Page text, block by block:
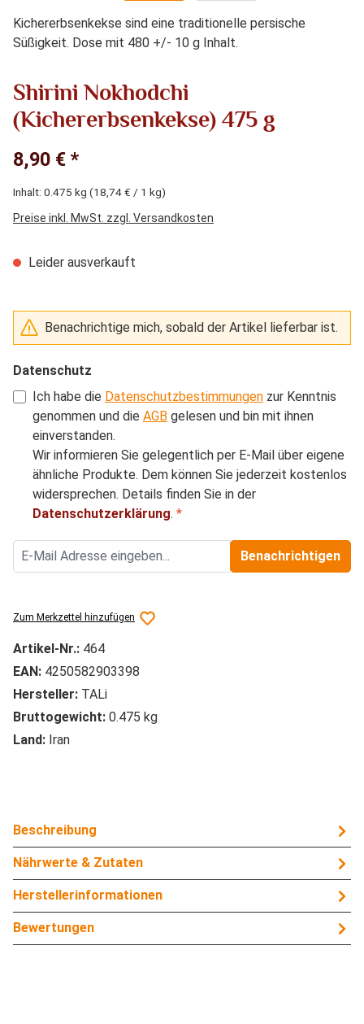
Kichererbsenkekse sind eine traditionelle persische
Süßigkeit. Dose mit 480 +/- 10 g Inhalt.
Shirini Nokhodchi
(Kichererbsenkekse) 475 g
8,90 € *
Inhalt: 0.475 kg (18,74 € / 1 kg)
Preise inkl. MwSt. zzgl. Versandkosten
Leider ausverkauft
Benachrichtige mich, sobald der Artikel lieferbar ist.
Datenschutz
Ich habe die Datenschutzbestimmungen zur Kenntnis
genommen und die AGB gelesen und bin mit ihnen
einverstanden.
Wir informieren Sie gelegentlich per E-Mail über eigene
ähnliche Produkte. Dem können Sie jederzeit kostenlos
widersprechen. Details finden Sie in der
Datenschutzerklärung. *
Benachrichtigen
Zum Merkzettel hinzufügen
Artikel-Nr.: 464
EAN: 4250582903398
Hersteller: TALi
Bruttogewicht: 0.475 kg
Land: Iran
Beschreibung
Nährwerte & Zutaten
Herstellerinformationen
Bewertungen